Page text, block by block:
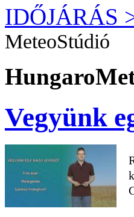
IDŐJÁRÁS
MeteoStúdió
Vegyünk